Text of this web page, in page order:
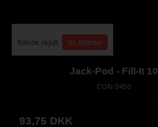
Billede skjult. Vis Billeder
Jack-Pod - Fill-It 10
CON 0450
93,75 DKK